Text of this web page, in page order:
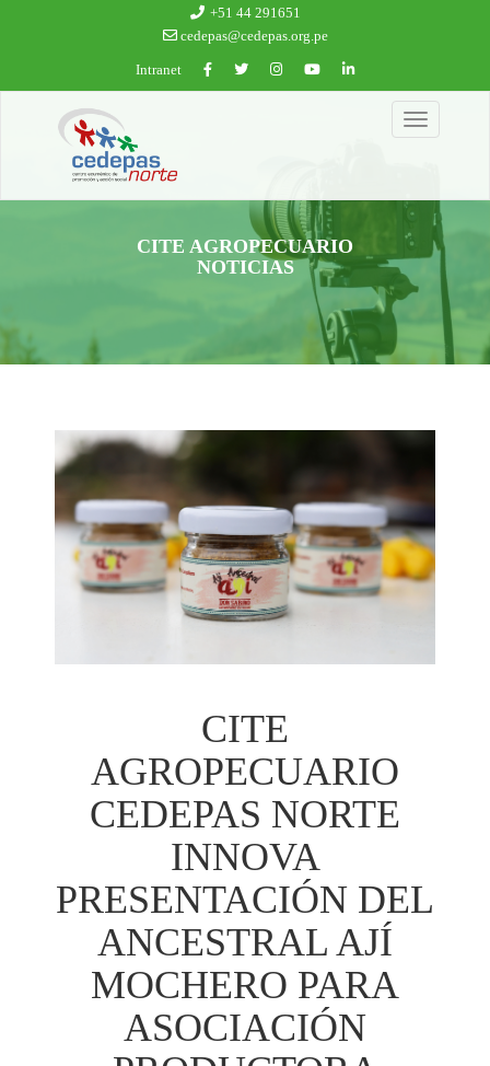
+51 44 291651
cedepas@cedepas.org.pe
Intranet
Toggle
navigation
CITE AGROPECUARIO
NOTICIAS
CITE
AGROPECUARIO
CEDEPAS NORTE
INNOVA
PRESENTACIÓN DEL
ANCESTRAL AJÍ
MOCHERO PARA
ASOCIACIÓN